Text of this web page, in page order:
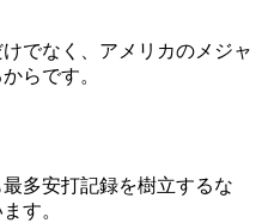
でなく、アメリカのメジャ
らです。
多安打記録を樹立するな
す。